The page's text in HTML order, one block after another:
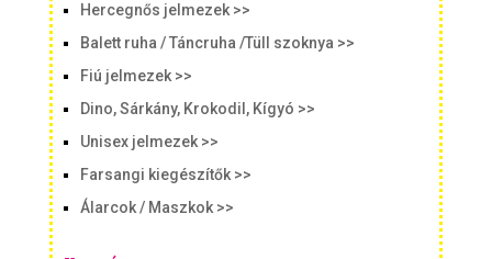
Hercegnős jelmezek >>
Balett ruha / Táncruha /Tüll szoknya >>
Fiú jelmezek >>
Dino, Sárkány, Krokodil, Kígyó >>
Unisex jelmezek >>
Farsangi kiegészítők >>
Álarcok / Maszkok >>